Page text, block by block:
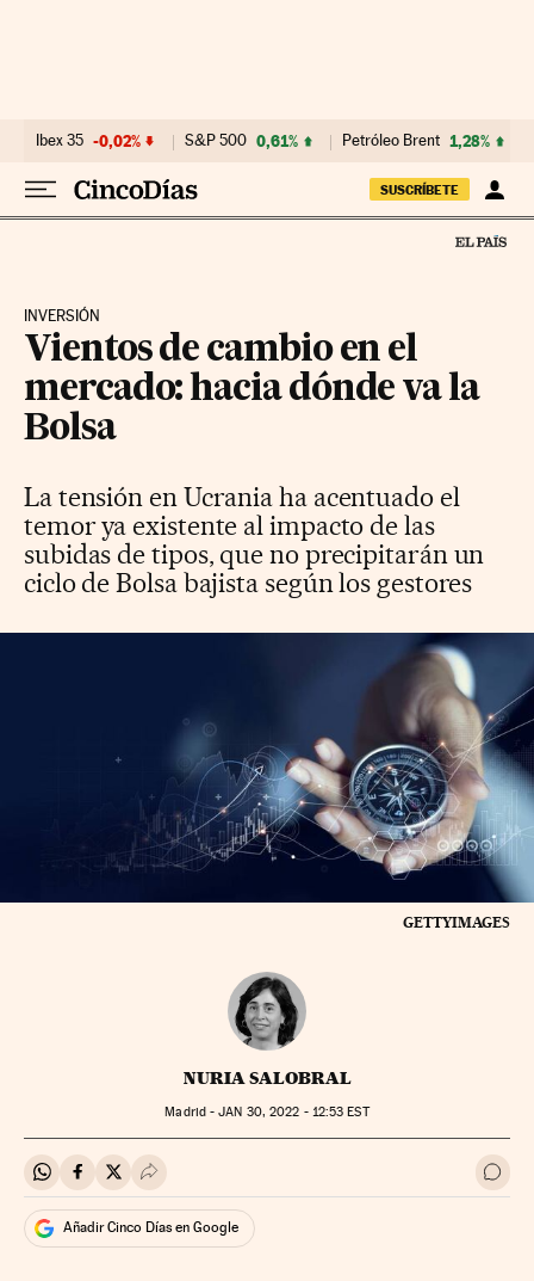
Ibex 35 -0,02% S&P 500 0,61% Petróleo Brent 1,28%
SUSCRÍBETE
INVERSIÓN
Vientos de cambio en el
mercado: hacia dónde va la
Bolsa
La tensión en Ucrania ha acentuado el
temor ya existente al impacto de las
subidas de tipos, que no precipitarán un
ciclo de Bolsa bajista según los gestores
GETTYIMAGES
NURIA SALOBRAL
Madrid -JAN 30, 2022 - 12:53 EST
Compartir en Whatsapp
Compartir en Facebook
Compartir en Twitter
Desplegar Redes Sociales Ir a
Añadir Cinco Días en Google